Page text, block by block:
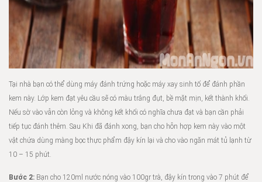
Tại nhà bạn có thể dùng máy đánh trứng hoặc máy xay sinh tố để đánh phần
kem này. Lớp kem đạt yêu cầu sẽ có màu trắng đụt, bề mặt mịn, kết thành khối.
Nếu sờ vào vẫn còn lỏng và không kết khối có nghĩa chưa đạt và bạn cần phải
tiếp tục đánh thêm. Sau Khi đã đánh xong, bạn cho hỗn hợp kem này vào một
vật chứa dùng màng bọc thực phẩm đậy kín lại và cho vào ngăn mát tủ lạnh từ
10 – 15 phút.
Bước 2: Bạn cho 120ml nước nóng vào 100gr trà, đậy kín trong vào 7 phút để